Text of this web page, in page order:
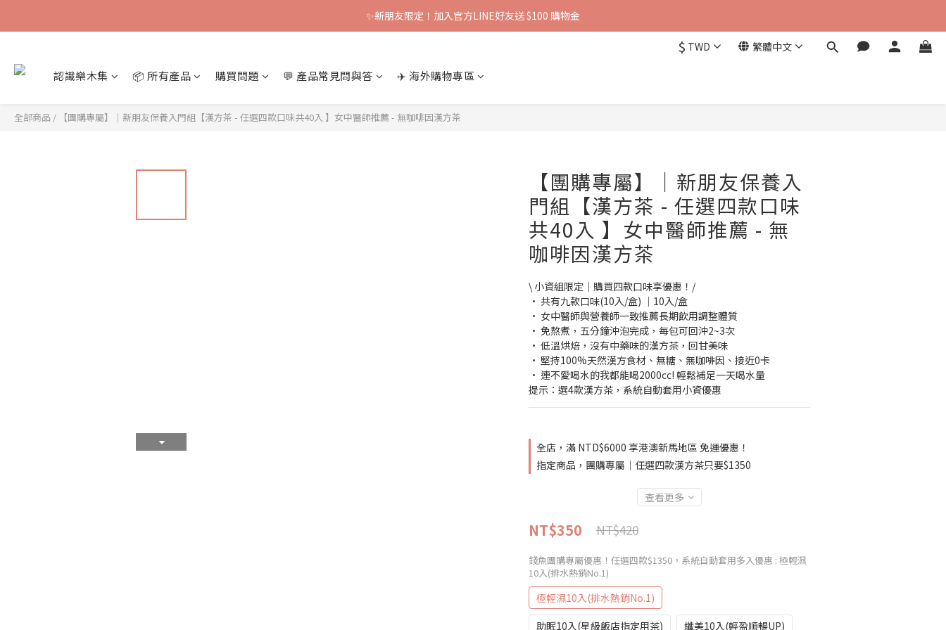
✨新朋友限定！加入官方LINE好友送 $100 購物金
$ TWD 繁體中文
認識樂木集 📦 所有產品 購買問題 💬 產品常見問與答 ✈️ 海外購物專區
全部商品 / 【團購專屬】｜新朋友保養入門組【漢方茶 - 任選四款口味共40入 】女中醫師推薦 - 無咖啡因漢方茶
【團購專屬】｜新朋友保養入
門組【漢方茶 - 任選四款口味
共40入 】女中醫師推薦 - 無
咖啡因漢方茶
\ 小資組限定｜購買四款口味享優惠！/
• 共有九款口味(10入/盒) ｜10入/盒
• 女中醫師與營養師一致推薦長期飲用調整體質
• 免熬煮，五分鐘沖泡完成，每包可回沖2~3次
• 低溫烘焙，沒有中藥味的漢方茶，回甘美味
• 堅持100%天然漢方食材、無糖、無咖啡因、接近0卡
• 連不愛喝水的我都能喝2000cc! 輕鬆補足一天喝水量
提示：選4款漢方茶，系統自動套用小資優惠
全店，滿 NTD$6000 享港澳新馬地區 免運優惠！
指定商品，團購專屬｜任選四款漢方茶只要$1350
查看更多
NT$350 NT$420
錢魚團購專屬優惠！任選四款$1350，系統自動套用多入優惠 : 極輕濕
10入(排水熱銷No.1)
極輕濕10入(排水熱銷No.1)
助眠10入(星級飯店指定用茶)
纖美10入(輕盈順暢UP)